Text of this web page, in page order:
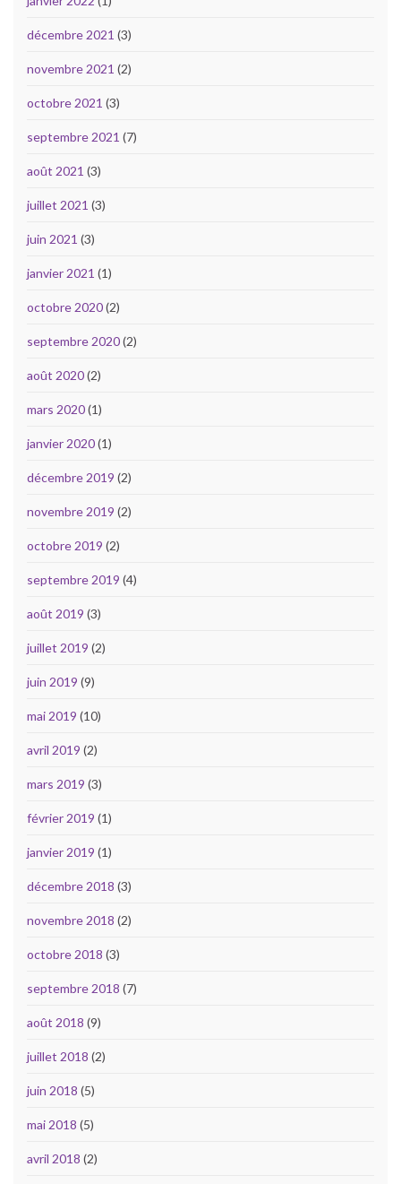
décembre 2021 (3)
novembre 2021 (2)
octobre 2021 (3)
septembre 2021 (7)
août 2021 (3)
juillet 2021 (3)
juin 2021 (3)
janvier 2021 (1)
octobre 2020(2)
septembre 2020(2)
août 2020(2)
mars 2020(1)
janvier 2020(1)
décembre 2019 (2)
novembre 2019 (2)
octobre 2019 (2)
septembre 2019 (4)
août 2019 (3)
juillet 2019 (2)
juin 2019 (9)
mai 2019 (10)
avril 2019 (2)
mars 2019 (3)
février 2019 (1)
janvier 2019 (1)
décembre 2018 (3)
novembre 2018 (2)
octobre 2018 (3)
septembre 2018 (7)
août 2018 (9)
juillet 2018 (2)
juin 2018 (5)
mai 2018 (5)
avril 2018 (2)